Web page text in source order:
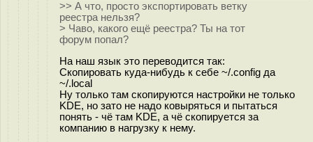
>> А что, просто экспортировать ветку
реестра нельзя?
> Чаво, какого ещё реестра? Ты на тот
форум попал?
На наш язык это переводится так:
Скопировать куда-нибудь к себе ~/.config да
~/.local
Ну только там скопируются настройки не только
KDE, но зато не надо ковыряться и пытаться
понять - чё там KDE, а чё скопируется за
компанию в нагрузку к нему.